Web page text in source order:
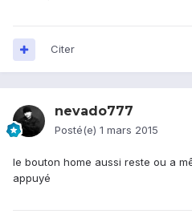
Citer
nevado777
Posté(e) 1 mars 2015
le bouton home aussi reste ou a
appuyé